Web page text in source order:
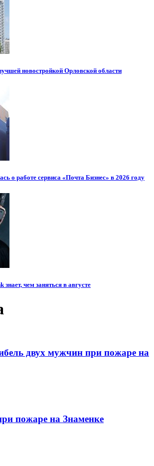
новостройкой Орловской области
о работе сервиса «Почта Бизнес» в 2026 году
знает, чем заняться в августе
двух мужчин при пожаре на
пожаре на Знаменке